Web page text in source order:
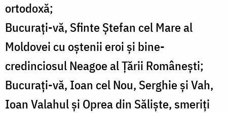
ortodoxă;
Bucuraţi-vă, Sfinte Ştefan cel Mare al
Moldovei cu oştenii eroi şi bine-
credinciosul Neagoe al Ţării Româneşti;
Bucuraţi-vă, Ioan cel Nou, Serghie şi Vah,
Ioan Valahul şi Oprea din Sălişte, smeriţi